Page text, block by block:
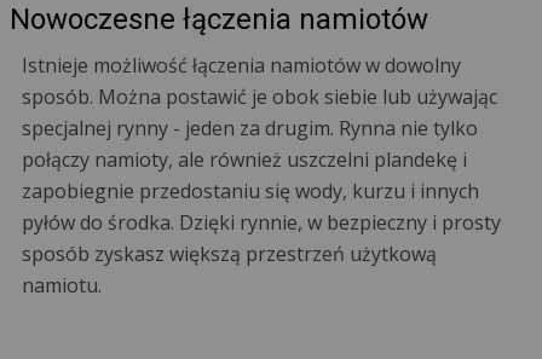
Nowoczesne łączenia namiotów
Istnieje możliwość łączenia namiotów w dowolny
sposób. Można postawić je obok siebie lub używając
specjalnej rynny - jeden za drugim. Rynna nie tylko
połączy namioty, ale również uszczelni plandekę i
zapobiegnie przedostaniu się wody, kurzu i innych
pyłów do środka. Dzięki rynnie, w bezpieczny i prosty
sposób zyskasz większą przestrzeń użytkową
namiotu.